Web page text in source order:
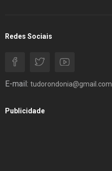
Redes Sociais
E-mail: tudorondonia@gmail.com
Publicidade